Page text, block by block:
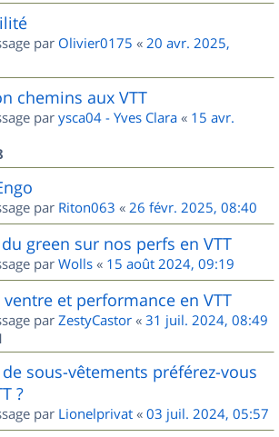
par Olivier0175 « 20 avr. 2025,
chemins aux VTT
par ysca04 - Yves Clara « 15 avr.
par Riton063 « 26 févr. 2025, 08:40
green sur nos perfs en VTT
par Wolls « 15 août 2024, 09:19
et performance en VTT
par ZestyCastor « 31 juil. 2024, 08:49
sous-vêtements préférez-vous
?
par Lionelprivat « 03 juil. 2024, 05:57